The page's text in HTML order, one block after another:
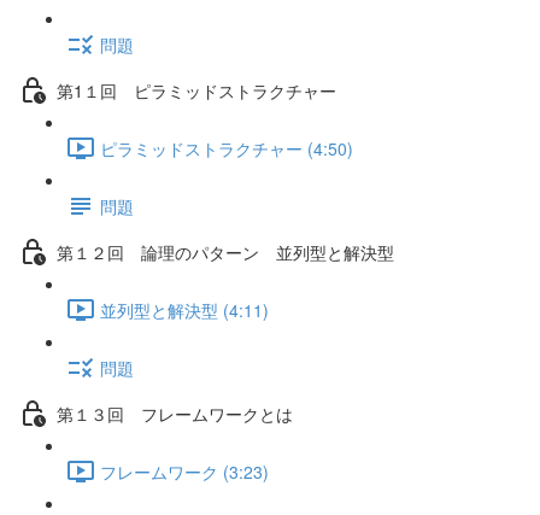
問題
第1１回 ピラミッドストラクチャー
ピラミッドストラクチャー (4:50)
問題
第１２回 論理のパターン 並列型と解決型
並列型と解決型 (4:11)
問題
第１３回 フレームワークとは
フレームワーク (3:23)